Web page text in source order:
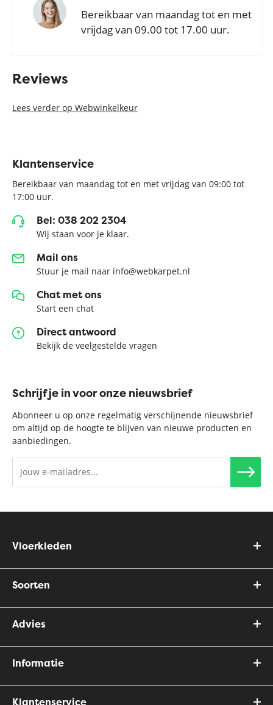
Bereikbaar van maandag tot en met
vrijdag van 09.00 tot 17.00 uur.
Reviews
Lees verder op Webwinkelkeur
Klantenservice
Bereikbaar van maandag tot en met vrijdag van 09:00 tot
17:00 uur.
Bel: 038 202 2304
Wij staan voor je klaar.
Mail ons
Stuur je mail naar info@webkarpet.nl
Chat met ons
Start een chat
Direct antwoord
Bekijk de veelgestelde vragen
Schrijf je in voor onze nieuwsbrief
Abonneer u op onze regelmatig verschijnende nieuwsbrief
om altijd op de hoogte te blijven van nieuwe producten en
aanbiedingen.
Vloerkleden
Soorten
Advies
Informatie
Klantenservice